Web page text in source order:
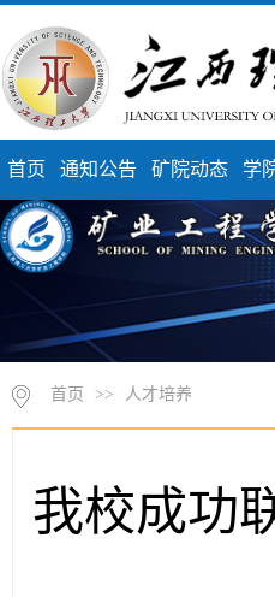
首页 通知公告 矿院动态 学
首页 >> 人才培养
我校成功